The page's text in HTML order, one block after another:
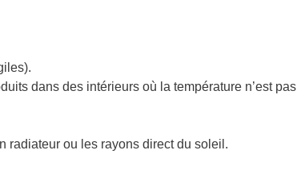
dans des intérieurs où la température n’est pas
radiateur ou les rayons direct du soleil.